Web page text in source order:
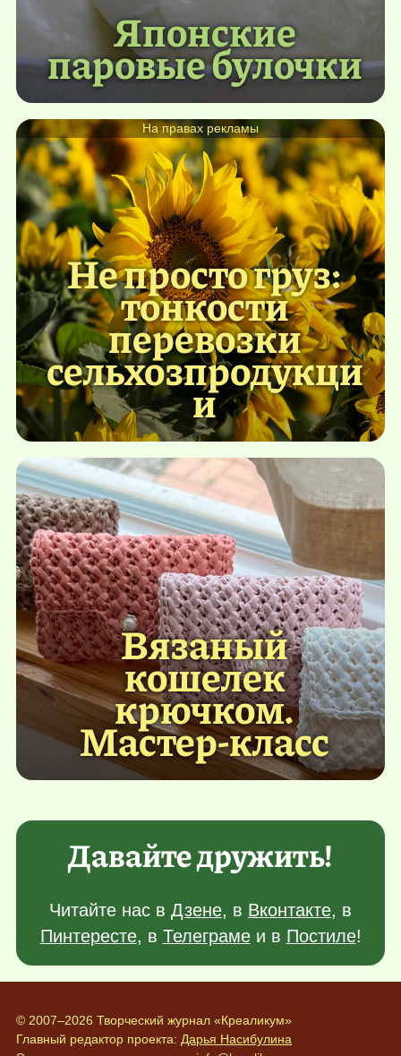
Японские
паровые булочки
Не просто груз:
тонкости
перевозки
сельхозпродукци
и
На правах рекламы
Вязаный
кошелек
крючком.
Мастер-класс
Давайте дружить!
Читайте нас в Дзене, в Вконтакте, в
Пинтересте, в Телеграмеи в Постиле!
© 2007–2026 Творческий журнал «Креаликум»
Главный редактор проекта: Дарья Насибулина